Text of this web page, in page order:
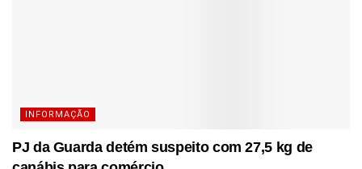
INFORMAÇÃO
PJ da Guarda detém suspeito com 27,5 kg de